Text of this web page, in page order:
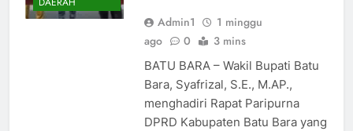
Admin1
1 minggu
ago
0 3 mins
BATU BARA – Wakil Bupati Batu
Bara, Syafrizal, S.E., M.AP.,
menghadiri Rapat Paripurna
DPRD Kabupaten Batu Bara yang